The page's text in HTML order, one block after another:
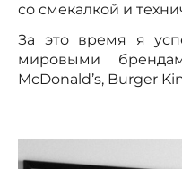
со смекалкой и
За это время я
мировыми
McDonald’s, Burger